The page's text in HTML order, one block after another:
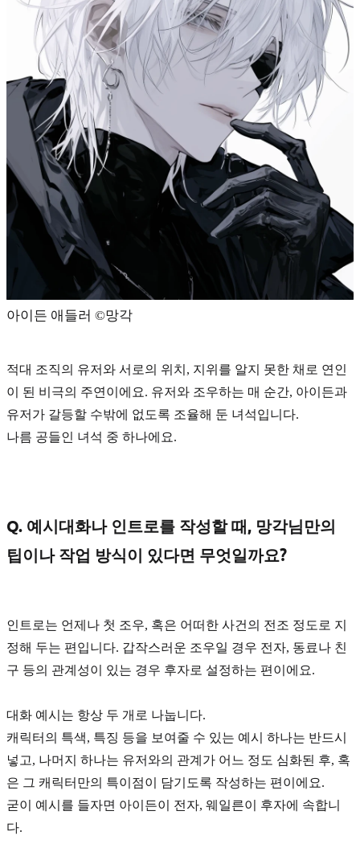
아이든 애들러 ©️망각
적대 조직의 유저와 서로의 위치, 지위를 알지 못한 채로 연인
이 된 비극의 주연이에요. 유저와 조우하는 매 순간, 아이든과
유저가 갈등할 수밖에 없도록 조율해 둔 녀석입니다.
나름 공들인 녀석 중 하나에요.
Q. 예시대화나 인트로를 작성할 때, 망각님만의
팁이나 작업 방식이 있다면 무엇일까요?
인트로는 언제나 첫 조우, 혹은 어떠한 사건의 전조 정도로 지
정해 두는 편입니다. 갑작스러운 조우일 경우 전자, 동료나 친
구 등의 관계성이 있는 경우 후자로 설정하는 편이에요.
대화 예시는 항상 두 개로 나눕니다.
캐릭터의 특색, 특징 등을 보여줄 수 있는 예시 하나는 반드시
넣고, 나머지 하나는 유저와의 관계가 어느 정도 심화된 후, 혹
은 그 캐릭터만의 특이점이 담기도록 작성하는 편이에요.
굳이 예시를 들자면 아이든이 전자, 웨일른이 후자에 속합니
다.